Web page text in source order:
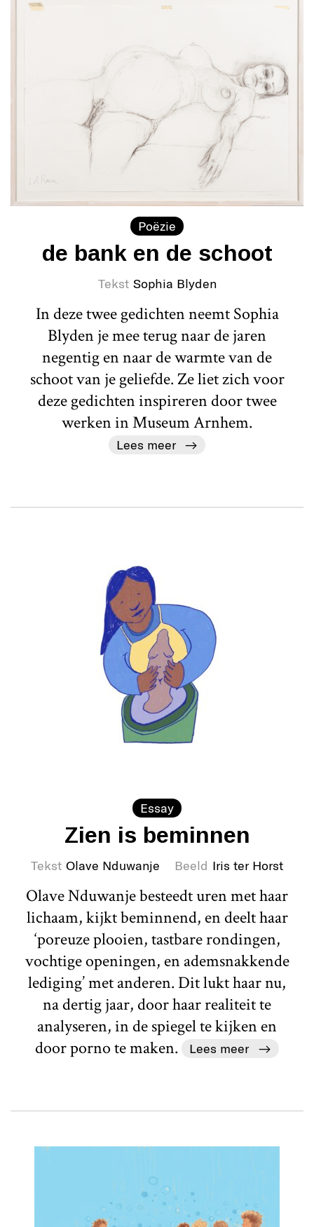
Poëzie
de bank en de schoot
Tekst Sophia Blyden
In deze twee gedichten neemt Sophia
Blyden je mee terug naar de jaren
negentig en naar de warmte van de
schoot van je geliefde. Ze liet zich voor
deze gedichten inspireren door twee
werken in Museum Arnhem.
Lees meer
Essay
Zien is beminnen
Tekst Olave Nduwanje Beeld Iris ter Horst
Olave Nduwanje besteedt uren met haar
lichaam, kijkt beminnend, en deelt haar
‘poreuze plooien, tastbare rondingen,
vochtige openingen, en ademsnakkende
lediging’ met anderen. Dit lukt haar nu,
na dertig jaar, door haar realiteit te
analyseren, in de spiegel te kijken en
door porno te maken.
Lees meer